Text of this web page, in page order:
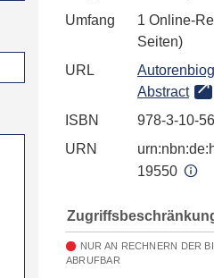
Umfang
1 Online-
Seiten)
URL
Abstract
ISBN
978-3-10-
URN
19550
NUR AN RECHNERN DER
ABRUFBAR